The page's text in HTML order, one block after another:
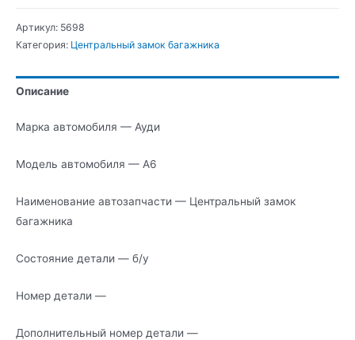
Центральный
багажника
Артикул: 5698
Категория: Центральный замок багажника
Описание
Марка автомобиля — Ауди
Модель автомобиля — А6
Наименование автозапчасти — Центральный замок
багажника
Состояние детали — б/у
Номер детали —
Дополнительный номер детали —